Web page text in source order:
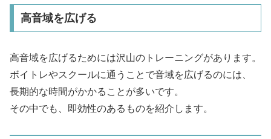
高音域を広げる
高音域を広げるためには沢山のトレーニングがあります。
ボイトレやスクールに通うことで音域を広げるのには、
長期的な時間がかかることが多いです。
その中でも、即効性のあるものを紹介します。